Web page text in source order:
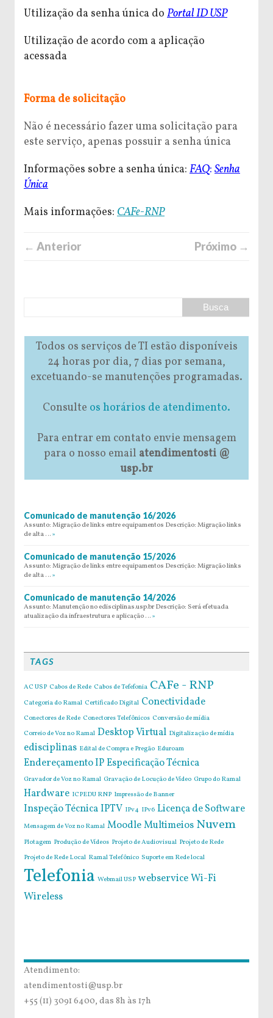
Utilização da senha única do Portal ID USP
Utilização de acordo com a aplicação
acessada
Forma de solicitação
Não é necessário fazer uma solicitação para
este serviço, apenas possuir a senha única
Informações sobre a senha única: FAQ: Senha
Única
Mais informações: CAFe-RNP
← Anterior Próximo →
Todos os serviços de TI estão disponíveis
24 horas por dia, 7 dias por semana,
excetuando-se manutenções programadas.
Consulte os horários de atendimento.
Para entrar em contato envie mensagem
para o nosso email atendimentosti @
usp.br
Comunicado de manutenção 16/2026
Assunto: Migração de links entre equipamentos Descrição: Migração links
de alta … »
Comunicado de manutenção 15/2026
Assunto: Migração de links entre equipamentos Descrição: Migração links
de alta … »
Comunicado de manutenção 14/2026
Assunto: Manutenção no edisciplinas.usp.br Descrição: Será efetuada
atualização da infraestrutura e aplicação … »
TAGS
AC USP Cabos de Rede Cabos de Tefefonia CAFe - RNP
Categoria do Ramal Certificado Digital Conectividade
Conectores de Rede Conectores Telefônicos Conversão de mídia
Correio de Voz no Ramal Desktop Virtual Digitalização de mídia
edisciplinas Edital de Compra e Pregão Eduroam
Endereçamento IPEspecificação Técnica
Gravador de Voz no Ramal Gravação de Locução de Vídeo Grupo do Ramal
Hardware ICPEDU RNP Impressão de Banner
Inspeção TécnicaIPTV IPv4 IPv6 Licença de Software
Mensagem de Voz no Ramal MoodleMultimeios Nuvem
Plotagem Produção de Vídeos Projeto de Audiovisual Projeto de Rede
Projeto de Rede Local Ramal Telefônico Suporte em Rede local
Telefonia Webmail USP webserviceWi-Fi
Wireless
Atendimento:
atendimentosti@usp.br
+55 (11) 3091 6400, das 8h às 17h